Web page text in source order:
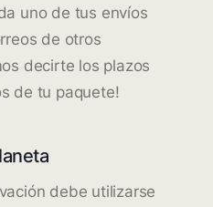
uno de tus envíos
de otros
decirte los plazos
de tu paquete!
debe utilizarse